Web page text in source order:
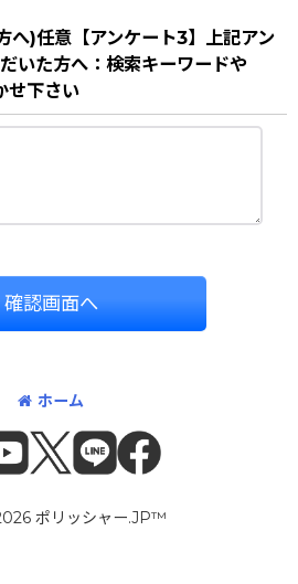
へ)任意【アンケート3】上記アン
いた方へ：検索キーワードや
せ下さい
確認画面へ
ホーム
ポリッシャー.JP™